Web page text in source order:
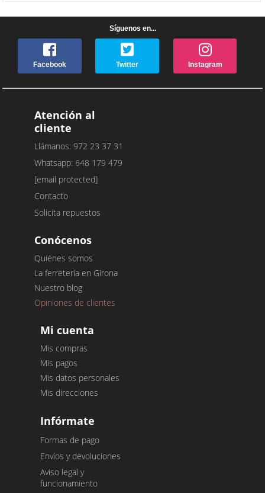
Síguenos en...
Facebook Twitter Instagram
Atención al
cliente
Llámanos: 972 23 37 31
Whatsapp: 648 179 479
[email protected]
Contacto
Solicita repuestos
Conócenos
Quiénes somos
La ferretería en Girona
Nuestro blog
Opiniones de clientes
Mi cuenta
Mis compras
Mis pagos
Mis datos personales
Mis direcciones
Infórmate
Formas de pago
Envíos y devoluciones
Aviso legal y
funcionamiento